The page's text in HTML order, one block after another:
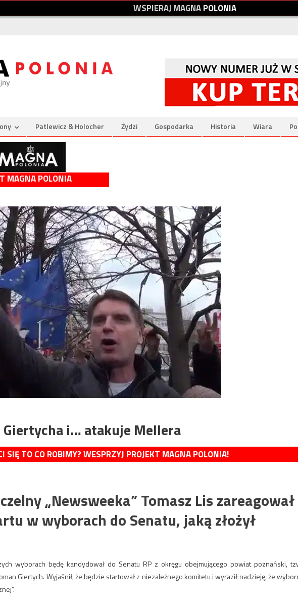
WSPIERAJMAGNAPOLONIA
Patlewicz & Holocher Żydzi Gospodarka Historia Wiara
MAGNA POLONIA
Giertycha i… atakuje Mellera
SIĘ TO CO ROBIMY? WESPRZYJ PROJEKT MAGNA POLONIA!
„Newsweeka” Tomasz Lis zareagował
w wyborach do Senatu, jaką złożył
wyborach będę kandydował do Senatu RP z okręgu obejmującego powiat poznański,
Giertych. Wyjaśnił, że będzie startował z niezależnego komitetu i wyraził nadzieję, że